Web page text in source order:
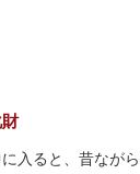
目をお楽しみくだ
入ると、昔なが